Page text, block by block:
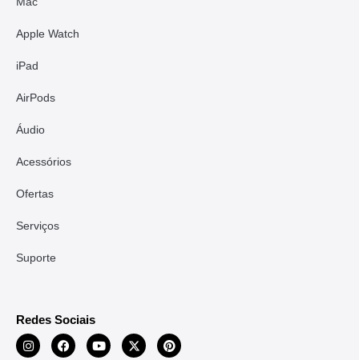
Apple Watch
iPad
AirPods
Áudio
Acessórios
Ofertas
Serviços
Suporte
Redes Sociais